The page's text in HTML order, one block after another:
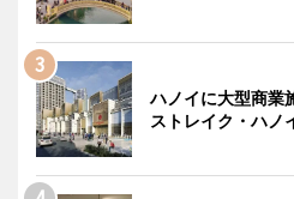
ハノイに大型商業
ストレイク・ハ